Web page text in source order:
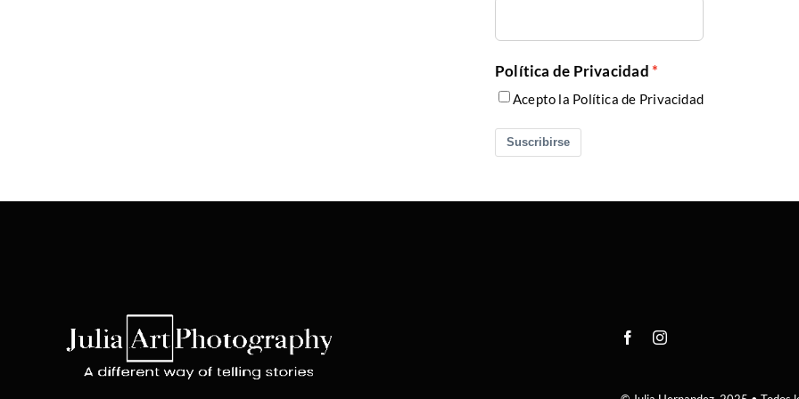
Política de Privacidad
Acepto la Política de Privacidad
Suscribirse